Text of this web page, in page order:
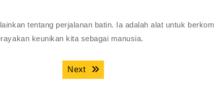
tentang perjalanan batin. Ia adalah alat untuk
keunikan kita sebagai manusia.
Next Next post: